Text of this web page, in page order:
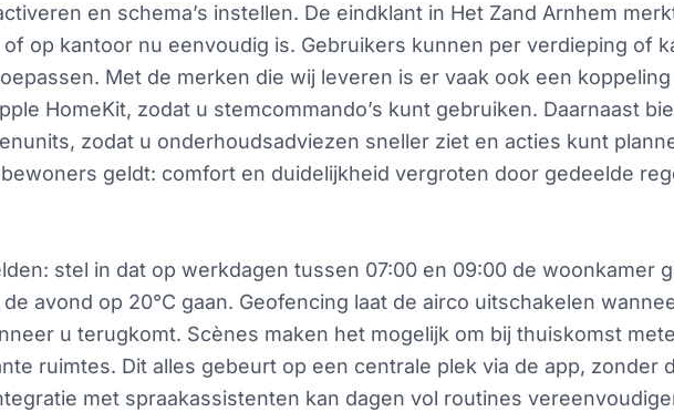
en schema’s instellen. De eindklant in Het Zand Arnhem
op kantoor nu eenvoudig is. Gebruikers kunnen per verdieping of
Met de merken die wij leveren is er vaak ook een
HomeKit, zodat u stemcommando’s kunt gebruiken. Daarnaast
zodat u onderhoudsadviezen sneller ziet en acties kunt
geldt: comfort en duidelijkheid vergroten door gedeelde
stel in dat op werkdagen tussen 07:00 en 09:00 de woonkamer
avond op 20°C gaan. Geofencing laat de airco uitschakelen
u terugkomt. Scènes maken het mogelijk om bij thuiskomst
ruimtes. Dit alles gebeurt op een centrale plek via de app, zonder
met spraakassistenten kan dagen vol routines